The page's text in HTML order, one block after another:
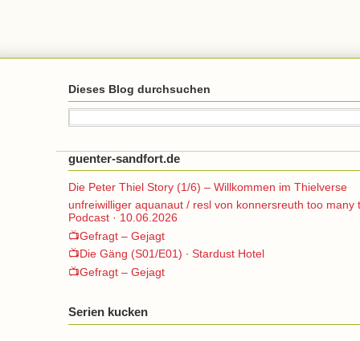
Dieses Blog durchsuchen
guenter-sandfort.de
Die Peter Thiel Story (1/6) – Willkommen im Thielverse
unfreiwilliger aquanaut / resl von konnersreuth too many
Podcast · 10.06.2026
📺Gefragt – Gejagt
📺Die Gäng (S01/E01) ∙ Stardust Hotel
📺Gefragt – Gejagt
Serien kucken